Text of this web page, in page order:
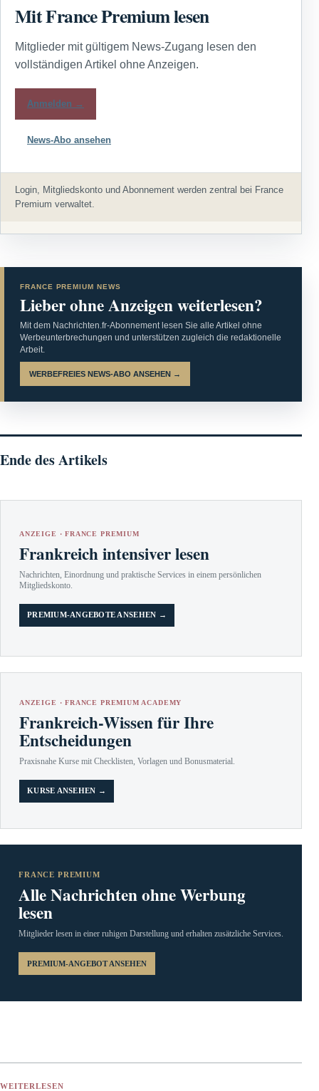
Mit France Premium lesen
Mitglieder mit gültigem News-Zugang lesen den
vollständigen Artikel ohne Anzeigen.
Anmelden →
News-Abo ansehen
Login, Mitgliedskonto und Abonnement werden zentral bei France
Premium verwaltet.
FRANCE PREMIUM NEWS
Lieber ohne Anzeigen weiterlesen?
Mit dem Nachrichten.fr-Abonnement lesen Sie alle Artikel ohne
Werbeunterbrechungen und unterstützen zugleich die redaktionelle
Arbeit.
WERBEFREIES NEWS-ABO ANSEHEN →
Ende des Artikels
ANZEIGE · FRANCE PREMIUM
Frankreich intensiver lesen
Nachrichten, Einordnung und praktische Services in einem persönlichen
Mitgliedskonto.
PREMIUM-ANGEBOTE ANSEHEN →
ANZEIGE · FRANCE PREMIUM ACADEMY
Frankreich-Wissen für Ihre
Entscheidungen
Praxisnahe Kurse mit Checklisten, Vorlagen und Bonusmaterial.
KURSE ANSEHEN →
FRANCE PREMIUM
Alle Nachrichten ohne Werbung
lesen
Mitglieder lesen in einer ruhigen Darstellung und erhalten zusätzliche Services.
PREMIUM-ANGEBOT ANSEHEN
WEITERLESEN